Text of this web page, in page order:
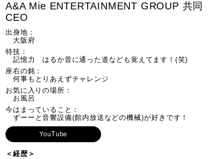
A&A Mie ENTERTAINMENT GROUP 共同
CEO
出身地：
大阪府
特技：
記憶力 はるか昔に通った道なども覚えてます！(笑)
座右の銘：
何事もとりあえずチャレンジ
お気に入りの場所：
お風呂
今はまっていること：
ずーーと音響設備(館内放送などの機械)が好きです！
YouTube
＜経歴＞